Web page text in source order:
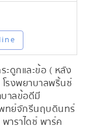
ดูกและข้อ ( หลัง
รงพยาบาลพริ้นซ์
าลข้อดีมี
ทย์จักรีนฤบดินทร์
าราไดซ์ พาร์ค